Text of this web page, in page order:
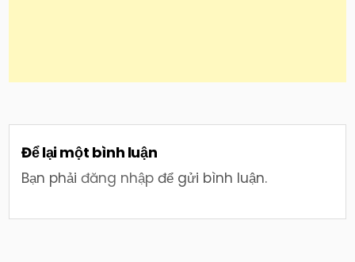
Để lại một bình luận
Bạn phảiđăng nhập để gửi bình luận.